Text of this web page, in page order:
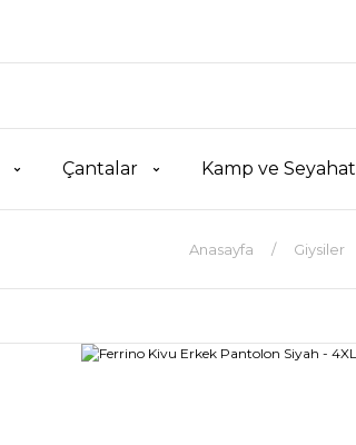
Çantalar Kamp ve Seyahat
Anasayfa Giysiler